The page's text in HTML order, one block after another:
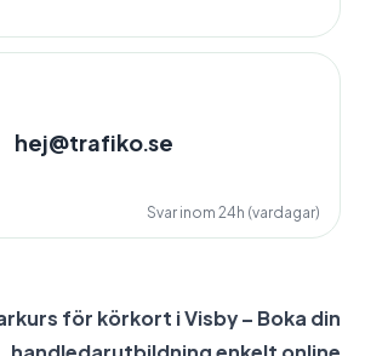
hej@trafiko.se
Svar inom 24h (vardagar)
för körkort i Visby – Boka din